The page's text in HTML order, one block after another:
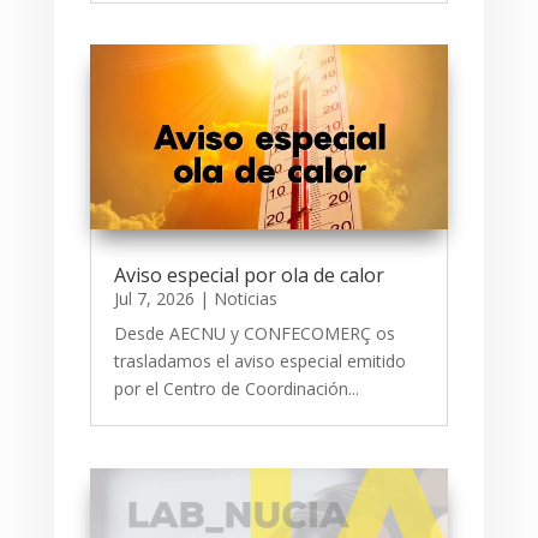
Aviso especial por ola de calor
Jul 7, 2026 | Noticias
Desde AECNU y CONFECOMERÇ os
trasladamos el aviso especial emitido
por el Centro de Coordinación...